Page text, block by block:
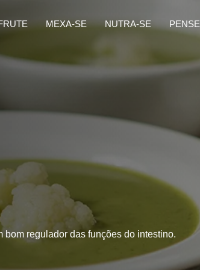
MEXA-SE NUTRA-SE PENSE
bom regulador das funções do intestino.